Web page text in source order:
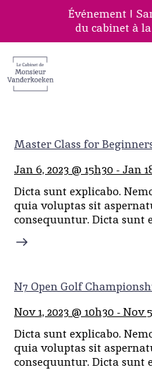
Événement !
du cabinet à
Master Class for
Jan 6, 2023 @ 15h30-Jan
Dicta sunt explicabo.
quia voluptas sit
consequuntur. Dicta sunt
N7 Open Golf
Nov 1, 2023 @ 10h30-Nov
Dicta sunt explicabo.
quia voluptas sit
consequuntur. Dicta sunt